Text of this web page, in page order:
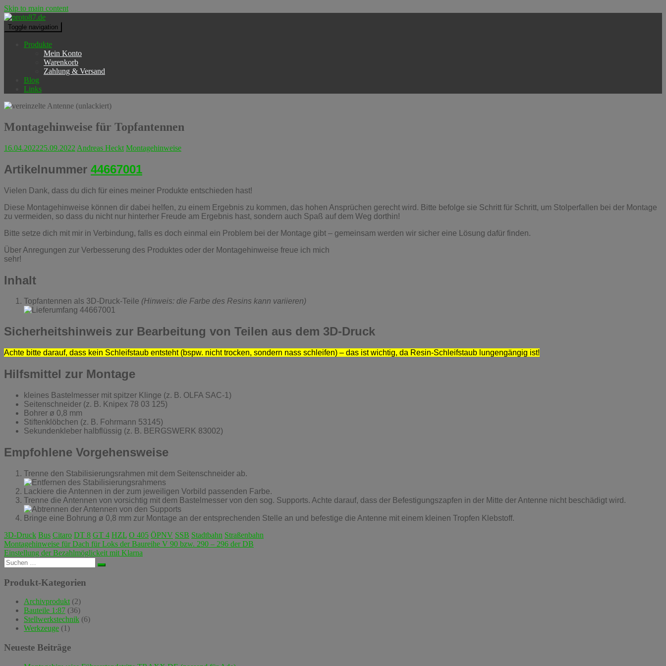
Skip to main content
Toggle navigation
Produkte
Mein Konto
Warenkorb
Zahlung & Versand
Blog
Links
Montagehinweise für Topfantennen
16.04.202225.09.2022 Andreas Heckt Montagehinweise
Artikelnummer 44667001
Vielen Dank, dass du dich für eines meiner Produkte entschieden hast!
Diese Montagehinweise können dir dabei helfen, zu einem Ergebnis zu kommen, das hohen Ansprüchen gerecht wird. Bitte befolge sie Schritt für Schritt, um Stolperfallen bei der Montage
zu vermeiden, so dass du nicht nur hinterher Freude am Ergebnis hast, sondern auch Spaß auf dem Weg dorthin!
Bitte setze dich mit mir in Verbindung, falls es doch einmal ein Problem bei der Montage gibt – gemeinsam werden wir sicher eine Lösung dafür finden.
Über Anregungen zur Verbesserung des Produktes oder der Montagehinweise freue ich mich
sehr!
Inhalt
Topfantennen als 3D-Druck-Teile (Hinweis: die Farbe des Resins kann variieren)
Sicherheitshinweis zur Bearbeitung von Teilen aus dem 3D-Druck
Achte bitte darauf, dass kein Schleifstaub entsteht (bspw. nicht trocken, sondern nass schleifen) – das ist wichtig, da Resin-Schleifstaub lungengängig ist!
Hilfsmittel zur Montage
kleines Bastelmesser mit spitzer Klinge (z. B. OLFA SAC-1)
Seitenschneider (z. B. Knipex 78 03 125)
Bohrer ø 0,8 mm
Stiftenklöbchen (z. B. Fohrmann 53145)
Sekundenkleber halbflüssig (z. B. BERGSWERK 83002)
Empfohlene Vorgehensweise
Trenne den Stabilisierungsrahmen mit dem Seitenschneider ab.
Lackiere die Antennen in der zum jeweiligen Vorbild passenden Farbe.
Trenne die Antennen von vorsichtig mit dem Bastelmesser von den sog. Supports. Achte darauf, dass der Befestigungszapfen in der Mitte der Antenne nicht beschädigt wird.
Bringe eine Bohrung ø 0,8 mm zur Montage an der entsprechenden Stelle an und befestige die Antenne mit einem kleinen Tropfen Klebstoff.
3D-Druck Bus Citaro DT 8 GT 4 HZL O 405 ÖPNV SSB Stadtbahn Straßenbahn
Beitragsnavigation
Montagehinweise für Dach für Loks der Baureihe V 90 bzw. 290 – 296 der DB
Einstellung der Bezahlmöglickeit mit Klarna
Suchen
nach:
Produkt-Kategorien
Archivprodukt (2)
Bauteile 1:87 (36)
Stellwerkstechnik (6)
Werkzeuge (1)
Neueste Beiträge